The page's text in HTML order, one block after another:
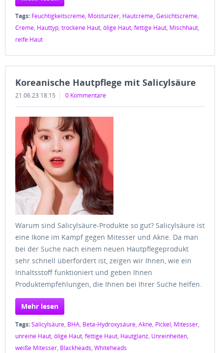
Tags: Feuchtigkeitscreme, Moisturizer, Hautcreme, Gesichtscreme,
Creme, Hauttyp, trockene Haut, ölige Haut, fettige Haut, Mischhaut,
reife Haut
Koreanische Hautpflege mit Salicylsäure
21.06.23 18:15 0 Kommentare
Warum sind Salicylsäure-Produkte so gut? Salicylsäure ist
eine Ikone im Kampf gegen Mitesser und Akne. Da man
bei der Suche nach einem neuen Hautpflegeprodukt
sehr schnell überfordert ist, zeigen wir Ihnen, wie ein
Inhaltsstoff funktioniert und geben Ihnen
Produktempfehlungen, die Ihnen bei Ihrer Suche helfen.
Mehr lesen
Tags:Salicylsäure, BHA, Beta-Hydroxysäure, Akne, Pickel, Mitesser,
unreine Haut, ölige Haut, fettige Haut, Hautglanz, Unreinheiten,
weiße Mitesser, Blackheads, Whiteheads